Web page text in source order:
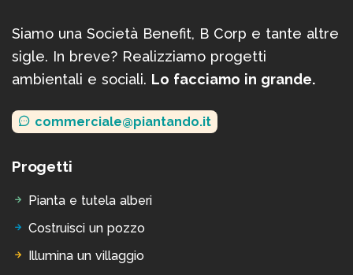
Siamo una Società Benefit, B Corp e tante altre
sigle. In breve? Realizziamo progetti
ambientali e sociali. Lo facciamo in grande.
commerciale@piantando.it
Progetti
Pianta e tutela alberi
Costruisci un pozzo
Illumina un villaggio